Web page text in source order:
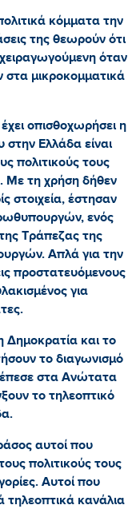
κόμματα την
της θεωρούν ότι
όταν
στα μικροκομματικά
οπισθοχωρήσει η
στην Ελλάδα είναι
πολιτικούς τους
Με τη χρήση δήθεν
στοιχεία, έστησαν
ενός
Τράπεζας της
Απλά για την
προστατευόμενους
για
Δημοκρατία και το
το διαγωνισμό
στα Ανώτατα
το τηλεοπτικό
αυτοί που
πολιτικούς τους
Αυτοί που
κανάλια